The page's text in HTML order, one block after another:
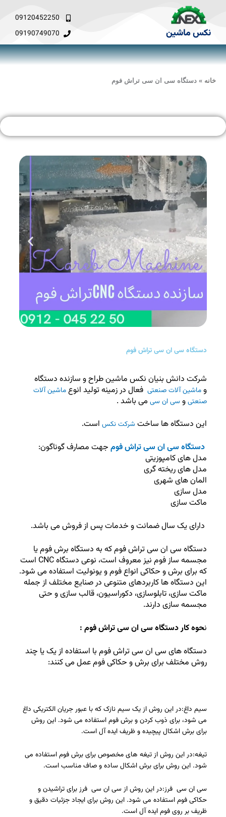
نکس ماشین
09120452250
09190749070
خانه » دستگاه سی ان سی تراش فوم
دستگاه سی ان سی تراش فوم
شرکت دانش بنیان نکس ماشین طراح و سازنده دستگاه
وماشین آلات صنعتی فعال در زمینه تولید انوعماشین آلات
صنعتیو سی ان سی می باشد .
این دستگاه ها ساخت شرکت نکس است.
دستگاه سی ان سی تراش فوم جهت مصارف گوناگون:
مدل های کامپوزیتی
مدل های ریخته گری
المان های شهری
مدل سازی
ماکت سازی
دارای یک سال ضمانت و خدمات پس از فروش می باشد.
دستگاه سی ان سی تراش فوم که به دستگاه برش فوم یا
مجسمه ساز فوم نیز معروف است، نوعی دستگاه CNC است
که برای برش و حکاکی انواع فوم و یونولیت استفاده می شود.
این دستگاه ها کاربردهای متنوعی در صنایع مختلف از جمله
ماکت سازی، تابلوسازی، دکوراسیون، قالب سازی و حتی
مجسمه سازی دارند.
نحوه کار دستگاه سی ان سی تراش فوم :
دستگاه های سی ان سی تراش فوم با استفاده از یک یا چند
روش مختلف برای برش و حکاکی فوم عمل می کنند:
سیم داغ:در این روش از یک سیم نازک که با عبور جریان الکتریکی داغ
می شود، برای ذوب کردن و برش فوم استفاده می شود. این روش
برای برش اشکال پیچیده و ظریف ایده آل است.
تیغه:در این روش از تیغه های مخصوص برای برش فوم استفاده می
شود. این روش برای برش اشکال ساده و صاف مناسب است.
سی ان سی فرز:در این روش از سی ان سی فرز برای تراشیدن و
حکاکی فوم استفاده می شود. این روش برای ایجاد جزئیات دقیق و
ظریف بر روی فوم ایده آل است.